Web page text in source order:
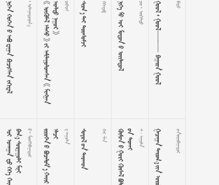
 
       















































 
     
     
    
  
  
  
    
 